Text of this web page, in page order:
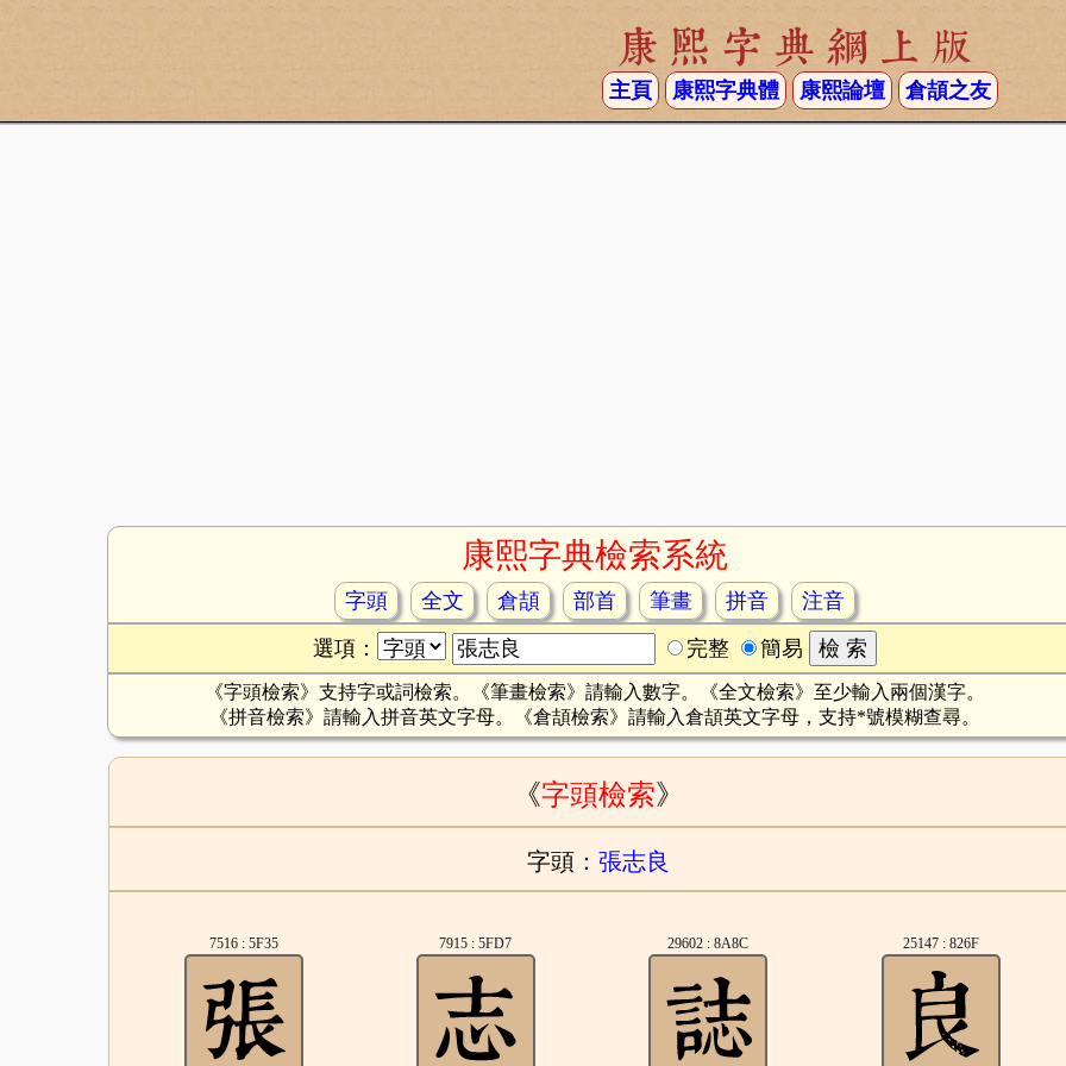
康熙字典網上版
主頁 康熙字典體 康熙論壇 倉頡之友
康熙字典檢索系統
字頭 全文 倉頡 部首 筆畫 拼音
注音
選項：
完整 簡易
《字頭檢索》支持字或詞檢索。《筆畫檢索》請輸入數字。《全文檢索》至少輸入兩個漢字。
《拼音檢索》請輸入拼音英文字母。《倉頡檢索》請輸入倉頡英文字母，支持*號模糊查尋。
《字頭檢索》
字頭： 張志良
7516 : 5F35 7915 : 5FD7 29602 : 8A8C 25147 : 826F